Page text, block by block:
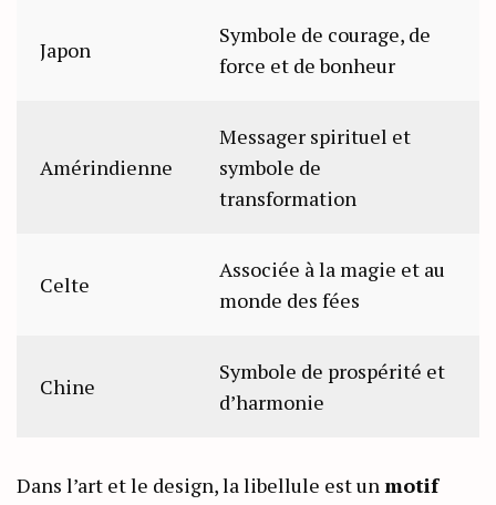
Japon
Symbole de courage, de
force et de bonheur
Amérindienne
Messager spirituel et
symbole de
transformation
Celte
Associée à la magie et au
monde des fées
Chine
Symbole de prospérité et
d’harmonie
Dans l’art et le design, la libellule est un motif